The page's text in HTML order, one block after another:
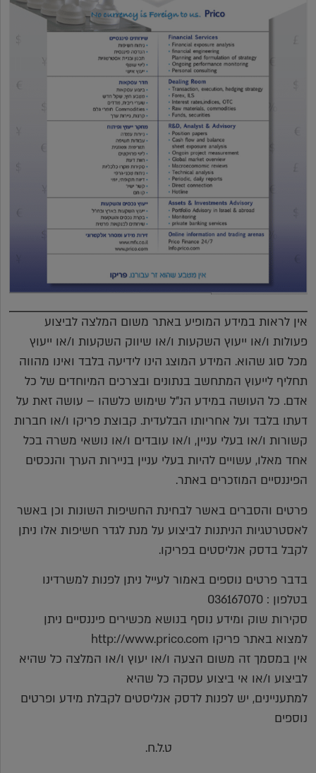
אין לראות במידע המופיע באתר משום המלצה לביצוע
פעולות ו/או ייעוץ השקעות ו/או שיווק השקעות ו/או ייעוץ
מכל סוג שהוא. המידע המוצג הינו לידיעה בלבד ואינו מהווה
תחליף לייעוץ המתחשב בנתונים ובצרכים המיוחדים של כל
אדם. כל העושה במידע הנ"ל שימוש כלשהו – עושה זאת על
דעתו בלבד ועל אחריותו הבלעדית. קבוצת פריקו ו/או חברות
קשורות ו/או בעלי עניין, ו/או עובדים ו/או נושאי משרה בכל
אחד מאלו, עשויים להיות בעלי עניין בניירות הערך והנכסים
הפיננסיים המוזכרים באתר.
פרטים והסברים באשר לבחינת החשיפות השונות וכן באשר
לאסטרטגיות הניתנות לביצוע על מנת לגדר חשיפות אלו ניתן
לקבל בדסק אנליסטים בפריקו.
בדבר פרטים נוספים באמור לעייל ניתן לפנות למשרדינו
בטלפון : 036167070
סקירות שוק ומידע נוסף בנושא מכשירים פיננסיים ניתן
למצוא באתר פריקו http://www.prico.com
אין במסמך זה משום הצעה ו/או יעוץ ו/או המלצה כל שהיא
לביצוע ו/או אי ביצוע עסקה כל שהיא
למתעניינים, יש לפנות לדסק אנליסטים לקבלת מידע ופרטים
נוספים
ט.ל.ח.